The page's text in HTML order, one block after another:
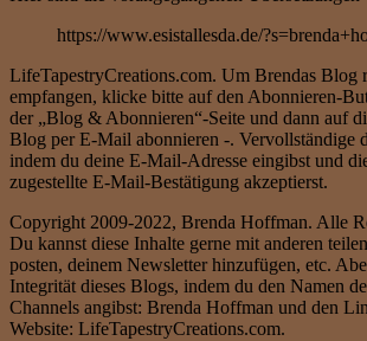
https://www.esistallesda.de/
LifeTapestryCreations.com. Um Brendas Blog
empfangen, klicke bitte auf den Abonnieren-
der „Blog & Abonnieren“-Seite und dann auf
Blog per E-Mail abonnieren -. Vervollständige
indem du deine E-Mail-Adresse eingibst und
zugestellte E-Mail-Bestätigung akzeptierst.
Copyright 2009-2022, Brenda Hoffman. Alle
Du kannst diese Inhalte gerne mit anderen
posten, deinem Newsletter hinzufügen, etc.
Integrität dieses Blogs, indem du den Namen
Channels angibst: Brenda Hoffman und den
Website: LifeTapestryCreations.com.